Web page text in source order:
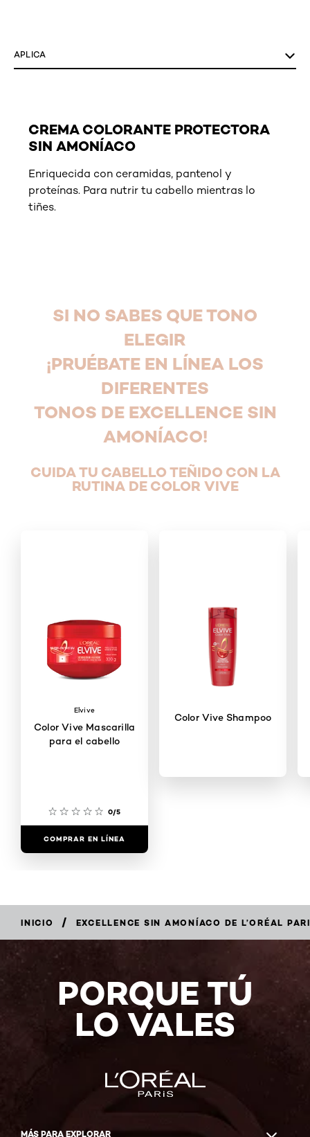
APLICA
CREMA COLORANTE PROTECTORA
SIN AMONÍACO
Enriquecida con ceramidas, pantenol y
proteínas. Para nutrir tu cabello mientras lo
tiñes.
PROFESIONAL CON PH
BALANCEADO
Enriquecida con pantenol y proteínas. Para
nutrir tu cabello mientras lo tiñes.
Enriquecida con ceramidas, que nutre y da brillo
SI NO SABES QUE TONO
ELEGIR
¡PRUÉBATE EN LÍNEA LOS
DIFERENTES
TONOS DE EXCELLENCE SIN
AMONÍACO!
CUIDA TU CABELLO TEÑIDO CON LA
RUTINA DE COLOR VIVE
Elvive
Color Vive Mascarilla
para el cabello
0/5
COMPRAR EN LÍNEA
Color Vive Shampoo
INICIO / EXCELLENCE SIN AMONÍACO DE L’ORÉAL
PORQUE TÚ
LO VALES
MÁS PARA EXPLORAR